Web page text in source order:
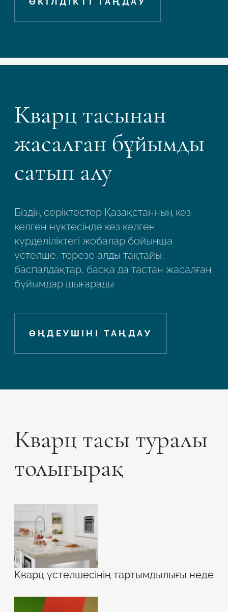
Кварц тасынан
жасалған бұйымды
сатып алу
Біздің серіктестер Қазақстанның кез
келген нүктесінде кез келген
күрделіліктегі жобалар бойынша
үстелше, терезе алды тақтайы,
баспалдақтар, басқа да тастан жасалған
бұйымдар шығарады
ӨҢДЕУШІНІ ТАҢДАУ
Кварц тасы туралы
толығырақ
Кварц үстелшесінің тартымдылығы неде